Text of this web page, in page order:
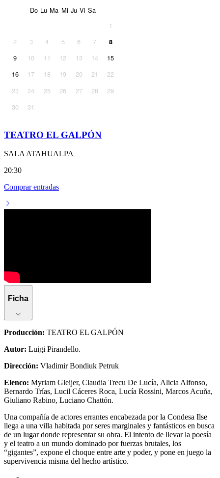
Sunday
Do Monday
Lu Tuesday
Ma Wednesday
Mi Thursday
Ju Friday
Vi Saturday
Sa
1
2
3 4 5 6 7 8
9 10 11 12 13 14
15
16
17 18 19 20 21
22
23
24 25 26 27 28
29
30
31
TEATRO EL GALPÓN
SALA ATAHUALPA
20:30
Comprar entradas
Ficha
Producción: TEATRO EL GALPÓN
Autor: Luigi Pirandello.
Dirección: Vladimir Bondiuk Petruk
Elenco: Myriam Gleijer, Claudia Trecu De Lucía, Alicia Alfonso,
Bernardo Trías, Lucil Cáceres Roca, Lucía Rossini, Marcos Acuña,
Giuliano Rabino, Luciano Chattón.
Una compañía de actores errantes encabezada por la Condesa Ilse
llega a una villa habitada por seres marginales y fantásticos en busca
de un lugar donde representar su obra. El intento de llevar la poesía
y el teatro a un mundo dominado por fuerzas brutales, los
“gigantes”, expone el choque entre arte y poder, y pone en juego la
supervivencia misma del hecho artístico.